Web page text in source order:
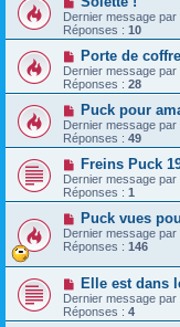
Dernier message par
Réponses : 10
Porte de
Dernier message par
Réponses : 28
Puck pour
Dernier message par
Réponses : 49
Freins Puck
Dernier message par
Réponses : 1
Puck vues
Dernier message par
Réponses : 146
Elle est dans
Dernier message par
Réponses : 4